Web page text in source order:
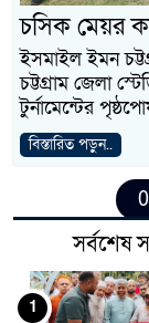
চসিক মেয়র
ইসমাইল ইমন
চট্টগ্রাম জেলা
টুর্নামেন্টের
বিস্তারিত পড়ুন..
সর্বশেষ
1